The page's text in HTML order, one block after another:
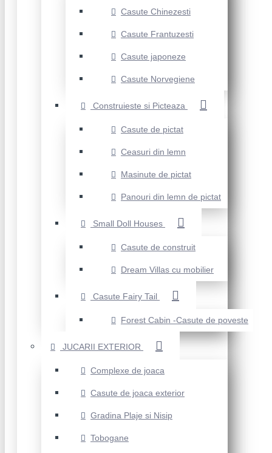
Casute Chinezesti
Casute Frantuzesti
Casute japoneze
Casute Norvegiene
Construieste si Picteaza
Casute de pictat
Ceasuri din lemn
Masinute de pictat
Panouri din lemn de pictat
Small Doll Houses
Casute de construit
Dream Villas cu mobilier
Casute Fairy Tail
Forest Cabin -Casute de poveste
JUCARII EXTERIOR
Complexe de joaca
Casute de joaca exterior
Gradina Plaje si Nisip
Tobogane